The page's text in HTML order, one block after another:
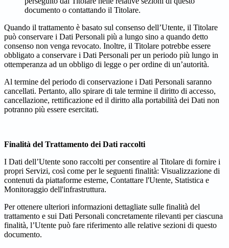
documento o contattando il Titolare.
Quando il trattamento è basato sul consenso dell’Utente, il Titolare
può conservare i Dati Personali più a lungo sino a quando detto
consenso non venga revocato. Inoltre, il Titolare potrebbe essere
obbligato a conservare i Dati Personali per un periodo più lungo in
ottemperanza ad un obbligo di legge o per ordine di un’autorità.
Al termine del periodo di conservazione i Dati Personali saranno
cancellati. Pertanto, allo spirare di tale termine il diritto di accesso,
cancellazione, rettificazione ed il diritto alla portabilità dei Dati non
potranno più essere esercitati.
Finalità del Trattamento dei Dati raccolti
I Dati dell’Utente sono raccolti per consentire al Titolare di fornire i
propri Servizi, così come per le seguenti finalità: Visualizzazione di
contenuti da piattaforme esterne, Contattare l'Utente, Statistica e
Monitoraggio dell'infrastruttura.
Per ottenere ulteriori informazioni dettagliate sulle finalità del
trattamento e sui Dati Personali concretamente rilevanti per ciascuna
finalità, l’Utente può fare riferimento alle relative sezioni di questo
documento.